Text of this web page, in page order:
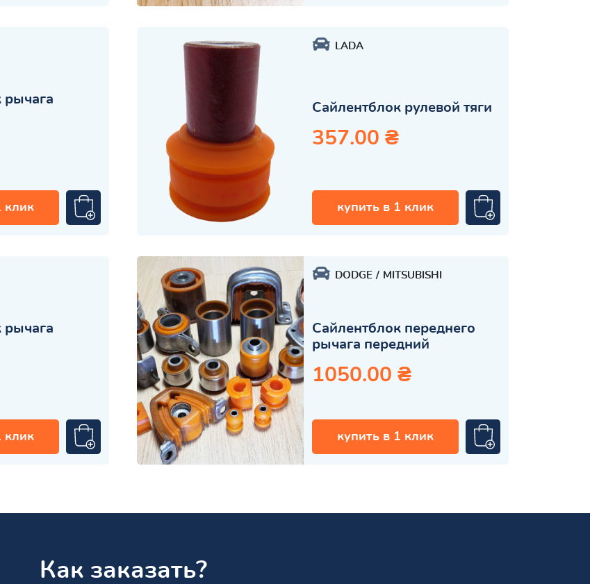
рычага
клик
LADA
Сайлентблок рулевой тяги
357.00 ₴
купить в 1 клик
рычага
клик
DODGE MITSUBISHI
Сайлентблок переднего
рычага передний
1050.00 ₴
купить в 1 клик
Как заказать?